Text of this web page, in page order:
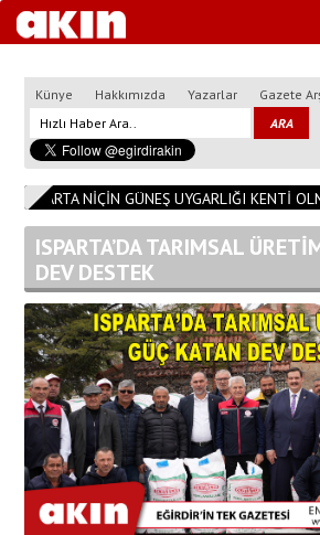
Künye Hakkımızda Yazarlar Gazete
ISPARTA NİÇİN GÜNEŞ UYGARLIĞI KENTİ
ISPARTA’DA TARIMSAL
DEV DESTEK